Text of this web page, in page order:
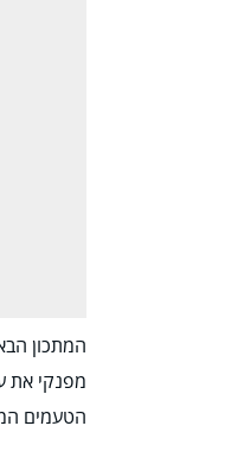
המתכון
מפנקי את
הטעמים